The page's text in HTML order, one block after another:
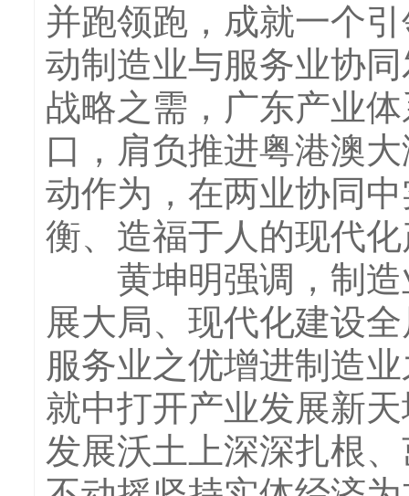
并跑领跑，成就一个
动制造业与服务业协
战略之需，广东产业
口，肩负推进粤港澳
动作为，在两业协同
衡、造福于人的现代
黄坤明强调，制造
展大局、现代化建设
服务业之优增进制造
就中打开产业发展新
发展沃土上深深扎根